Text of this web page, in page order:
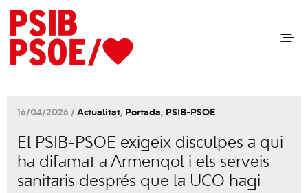
16/04/2026 / Actualitat, Portada, PSIB-PSOE
El PSIB-PSOE exigeix disculpes a qui
ha difamat a Armengol i els serveis
sanitaris després que la UCO hagi